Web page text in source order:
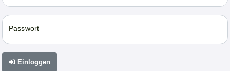
Passwort
Einloggen